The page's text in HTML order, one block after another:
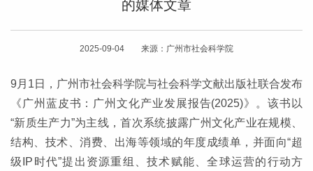
的媒体文章
2025-09-04 来源：广州市社会科学院
9月1日，广州市社会科学院与社会科学文献出版社联合发布
《广州蓝皮书：广州文化产业发展报告(2025)》。该书以
“新质生产力”为主线，首次系统披露广州文化产业在规模、
结构、技术、消费、出海等领域的年度成绩单，并面向“超
级IP时代”提出资源重组、技术赋能、全球运营的行动方